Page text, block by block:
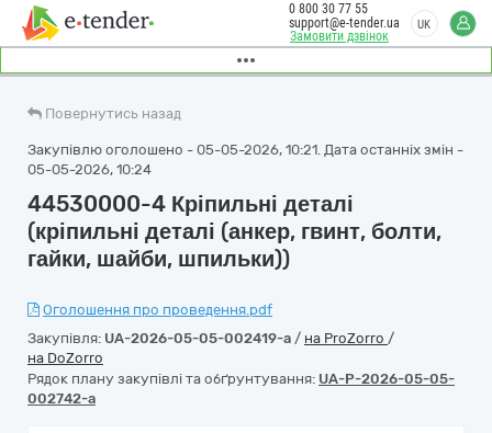
Замовити дзвінок
0 800 30 77 55
support@e-tender.ua
UK
Повернутись назад
Закупівлю оголошено - 05-05-2026, 10:21. Дата останніх змін -
05-05-2026, 10:24
44530000-4 Кріпильні деталі
(кріпильні деталі (анкер, гвинт, болти,
гайки, шайби, шпильки))
Оголошення про проведення.pdf
Закупівля: UA-2026-05-05-002419-a / на ProZorro /
на DoZorro
Рядок плану закупівлі та обґрунтування: UA-P-2026-05-05-
002742-a